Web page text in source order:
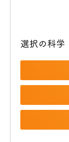
選択の科学